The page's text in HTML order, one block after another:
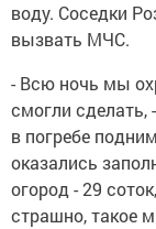
воду. Соседки
вызвать МЧС.
- Всю ночь мы
смогли сделать,
в погребе
оказались
огород - 29
страшно, такое